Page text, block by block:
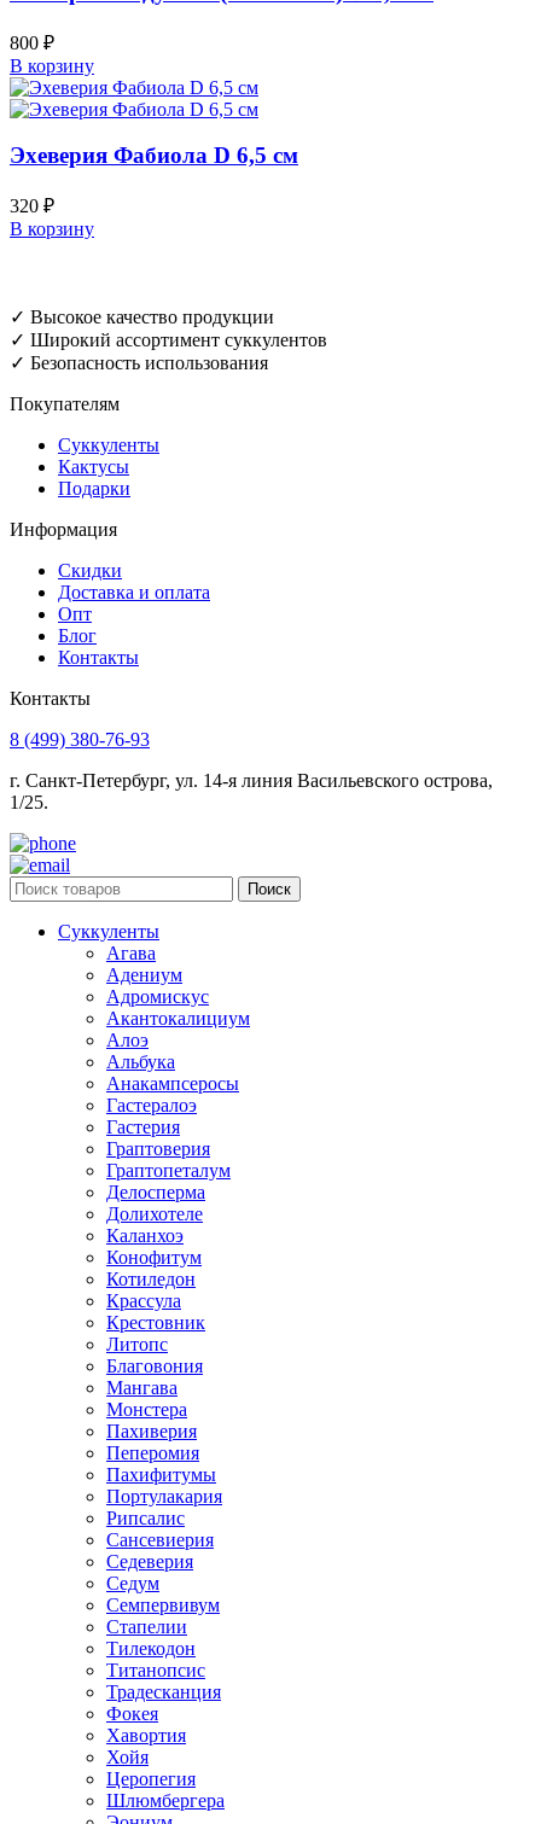
800 ₽
В корзину
Эхеверия Фабиола D 6,5 см
320 ₽
В корзину
✓ Высокое качество продукции
✓ Широкий ассортимент суккулентов
✓ Безопасность использования
Покупателям
Суккуленты
Кактусы
Подарки
Информация
Скидки
Доставка и оплата
Опт
Блог
Контакты
Контакты
8 (499) 380-76-93
г. Санкт-Петербург, ул. 14-я линия Васильевского острова,
1/25.
Поиск
Суккуленты
Агава
Адениум
Адромискус
Акантокалициум
Алоэ
Альбука
Анакампсеросы
Гастералоэ
Гастерия
Граптоверия
Граптопеталум
Делосперма
Долихотеле
Каланхоэ
Конофитум
Котиледон
Крассула
Крестовник
Литопс
Благовония
Мангава
Монстера
Пахиверия
Пеперомия
Пахифитумы
Портулакария
Рипсалис
Сансевиерия
Седеверия
Седум
Семпервивум
Стапелии
Тилекодон
Титанопсис
Традесканция
Фокея
Хавортия
Хойя
Церопегия
Шлюмбергера